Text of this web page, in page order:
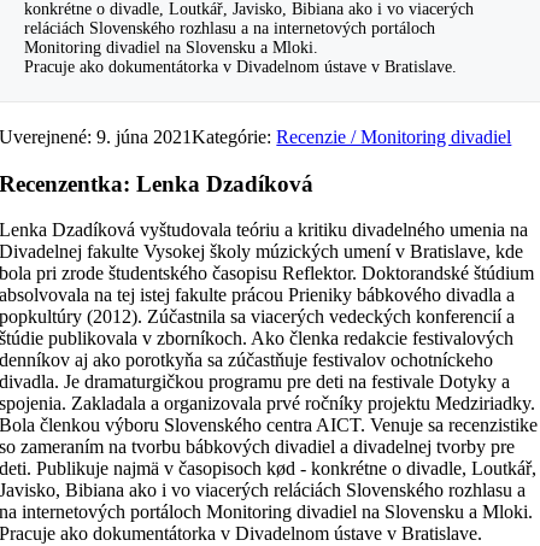
konkrétne o divadle, Loutkář, Javisko, Bibiana ako i vo viacerých
reláciách Slovenského rozhlasu a na internetových portáloch
Monitoring divadiel na Slovensku a Mloki.
Pracuje ako dokumentátorka v Divadelnom ústave v Bratislave.
Uverejnené: 9. júna 2021Kategórie:Recenzie / Monitoring divadiel
Recenzentka: Lenka Dzadíková
Lenka Dzadíková vyštudovala teóriu a kritiku divadelného umenia na
Divadelnej fakulte Vysokej školy múzických umení v Bratislave, kde
bola pri zrode študentského časopisu Reflektor. Doktorandské štúdium
absolvovala na tej istej fakulte prácou Prieniky bábkového divadla a
popkultúry (2012). Zúčastnila sa viacerých vedeckých konferencií a
štúdie publikovala v zborníkoch. Ako členka redakcie festivalových
denníkov aj ako porotkyňa sa zúčastňuje festivalov ochotníckeho
divadla. Je dramaturgičkou programu pre deti na festivale Dotyky a
spojenia. Zakladala a organizovala prvé ročníky projektu Medziriadky.
Bola členkou výboru Slovenského centra AICT. Venuje sa recenzistike
so zameraním na tvorbu bábkových divadiel a divadelnej tvorby pre
deti. Publikuje najmä v časopisoch kød - konkrétne o divadle, Loutkář,
Javisko, Bibiana ako i vo viacerých reláciách Slovenského rozhlasu a
na internetových portáloch Monitoring divadiel na Slovensku a Mloki.
Pracuje ako dokumentátorka v Divadelnom ústave v Bratislave.